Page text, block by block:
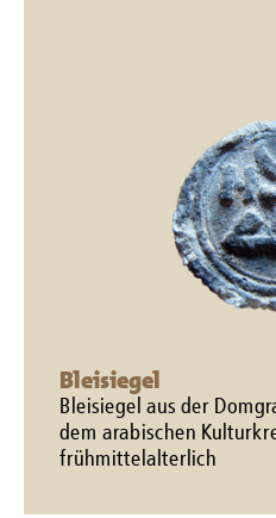
Bleisiegel
Bleisiegel aus der
dem arabischen
frühmittelalterlich